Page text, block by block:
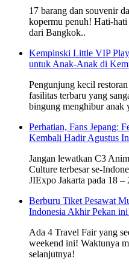
17 barang dan souvenir
kopermu penuh! Hati-
dari Bangkok..
Kempinski Little VIP
untuk Anak-Anak di
Pengunjung kecil
fasilitas terbaru yang
bingung menghibur anak
Perhatian, Fans Jepang:
Kembali Hadir Agustus
Jangan lewatkan C3
Culture terbesar se-
JIExpo Jakarta pada 18 –
Berburu Tiket Pesawat
Indonesia Akhir Pekan
Ada 4 Travel Fair yang
weekend ini! Waktunya
selanjutnya!